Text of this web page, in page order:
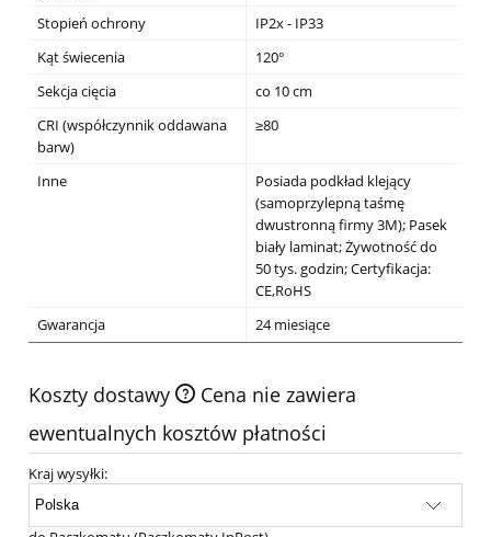
Stopień ochrony
IP2x - IP33
Kąt świecenia
120°
Sekcja cięcia
co 10 cm
CRI (współczynnik oddawana
barw)
≥80
Inne
Posiada podkład klejący
(samoprzylepną taśmę
dwustronną firmy 3M); Pasek
biały laminat; Żywotność do
50 tys. godzin; Certyfikacja:
CE,RoHS
Gwarancja
24 miesiące
Koszty dostawy
Cena nie zawiera
ewentualnych kosztów płatności
Kraj wysyłki: